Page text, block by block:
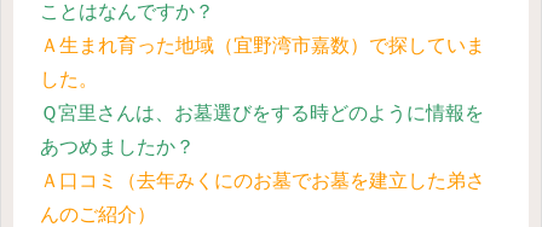
ことはなんですか？
Ａ生まれ育った地域（宜野湾市嘉数）で探していま
した。
Ｑ宮里さんは、お墓選びをする時どのように情報を
あつめましたか？
Ａ口コミ（去年みくにのお墓でお墓を建立した弟さ
んのご紹介）